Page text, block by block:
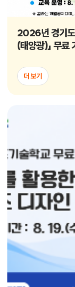
2026년 경기도
(태양광)」 무료
더 보기